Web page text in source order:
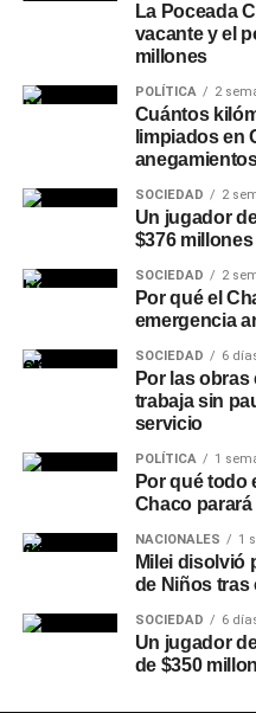
La Poceada
vacante y el
millones
POLÍTICA 2
Cuántos
limpiados en
SOCIEDAD 2
Un jugador
$376
SOCIEDAD 2
Por qué el
emergencia
SOCIEDAD 6
Por las obras
trabaja sin
servicio
POLÍTICA 1
Por qué todo
Chaco
NACIONALES 1
Milei disolvió
de Niños tras
SOCIEDAD 6
Un jugador
de $350